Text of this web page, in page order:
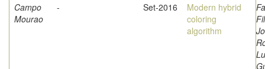
Campo
Mourao
- Set-2016
Modern hybrid
coloring
algorithm